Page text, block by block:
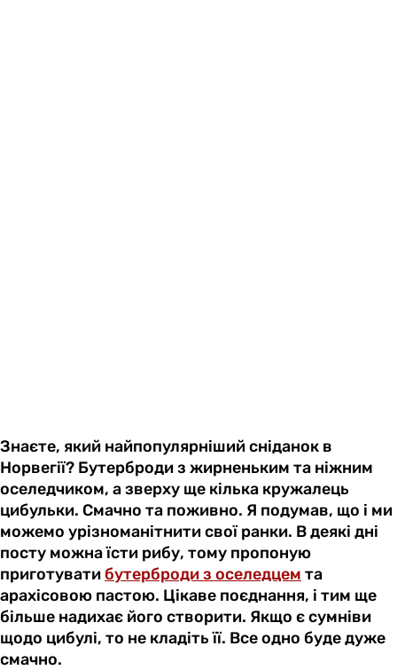
Знаєте, який найпопулярніший сніданок в
Норвегії? Бутерброди з жирненьким та ніжним
оселедчиком, а зверху ще кілька кружалець
цибульки. Смачно та поживно. Я подумав, що і ми
можемо урізноманітнити свої ранки. В деякі дні
посту можна їсти рибу, тому пропоную
приготувати бутерброди з оселедцем та
арахісовою пастою. Цікаве поєднання, і тим ще
більше надихає його створити. Якщо є сумніви
щодо цибулі, то не кладіть її. Все одно буде дуже
смачно.